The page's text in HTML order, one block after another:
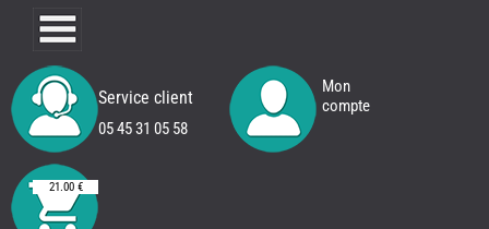
Service client
05 45 31 05 58
Mon
compte
21.00 €